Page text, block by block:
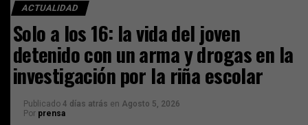
ACTUALIDAD
Solo a los 16: la vida del joven
detenido con un arma y drogas en la
investigación por la riña escolar
Publicado 4 días atrás en Agosto 5, 2026
Por prensa